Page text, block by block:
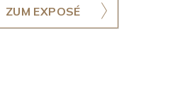
ZUM EXPOSÉ